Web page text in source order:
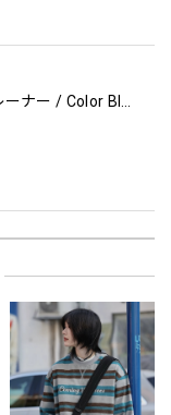
フーデッドスタジアムジャンバー / Hooded Stadium Jumper